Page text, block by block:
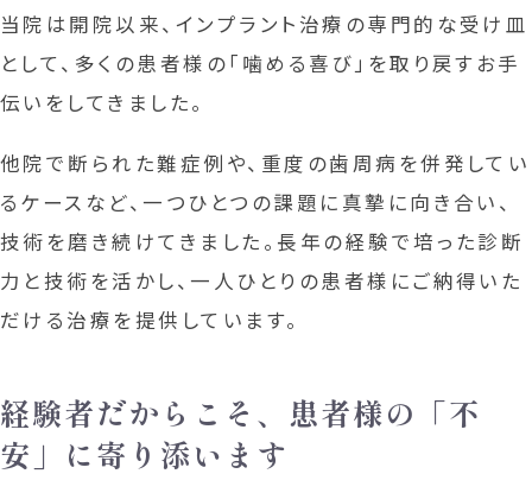
当院は開院以来、インプラント治療の専門的な受け皿
として、多くの患者様の「噛める喜び」を取り戻すお手
伝いをしてきました。
他院で断られた難症例や、重度の歯周病を併発してい
るケースなど、一つひとつの課題に真摯に向き合い、
技術を磨き続けてきました。長年の経験で培った診断
力と技術を活かし、一人ひとりの患者様にご納得いた
だける治療を提供しています。
経験者だからこそ、 患者様の「不
安」に寄り添います